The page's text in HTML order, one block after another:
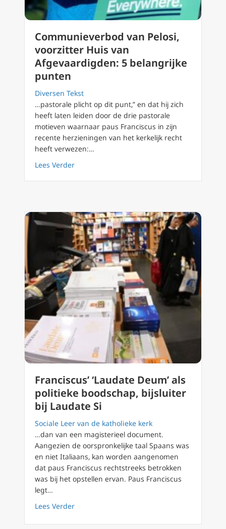
Communieverbod van Pelosi,
voorzitter Huis van
Afgevaardigden: 5 belangrijke
punten
Diversen Tekst
…pastorale plicht op dit punt,” en dat hij zich
heeft laten leiden door de drie pastorale
motieven waarnaar paus Franciscus in zijn
recente herzieningen van het kerkelijk recht
heeft verwezen:…
Lees Verderabout Communieverbod van Pelosi,
Franciscus’ ‘Laudate Deum’ als
politieke boodschap, bijsluiter
bij Laudate Si
Sociale Leer van de katholieke kerk
…dan van een magisterieel document.
Aangezien de oorspronkelijke taal Spaans was
en niet Italiaans, kan worden aangenomen
dat paus Franciscus rechtstreeks betrokken
was bij het opstellen ervan. Paus Franciscus
legt…
Lees Verderabout Franciscus’ ‘Laudate Deum’ als